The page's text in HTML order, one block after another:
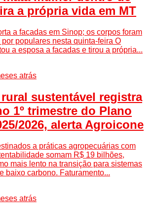
a própria vida em MT
a facadas em Sinop; os corpos foram
populares nesta quinta-feira O
a esposa a facadas e tirou a própria...
atrás
sustentável registra
1º trimestre do Plano
2026, alerta Agroicone
a práticas agropecuárias com
somam R$ 19 bilhões,
mais lento na transição para sistemas
baixo carbono. Faturamento...
atrás